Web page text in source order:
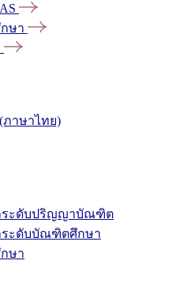
ษา
าษาไทย)
ระดับปริญญาบัณฑิต
ระดับบัณฑิตศึกษา
ษา